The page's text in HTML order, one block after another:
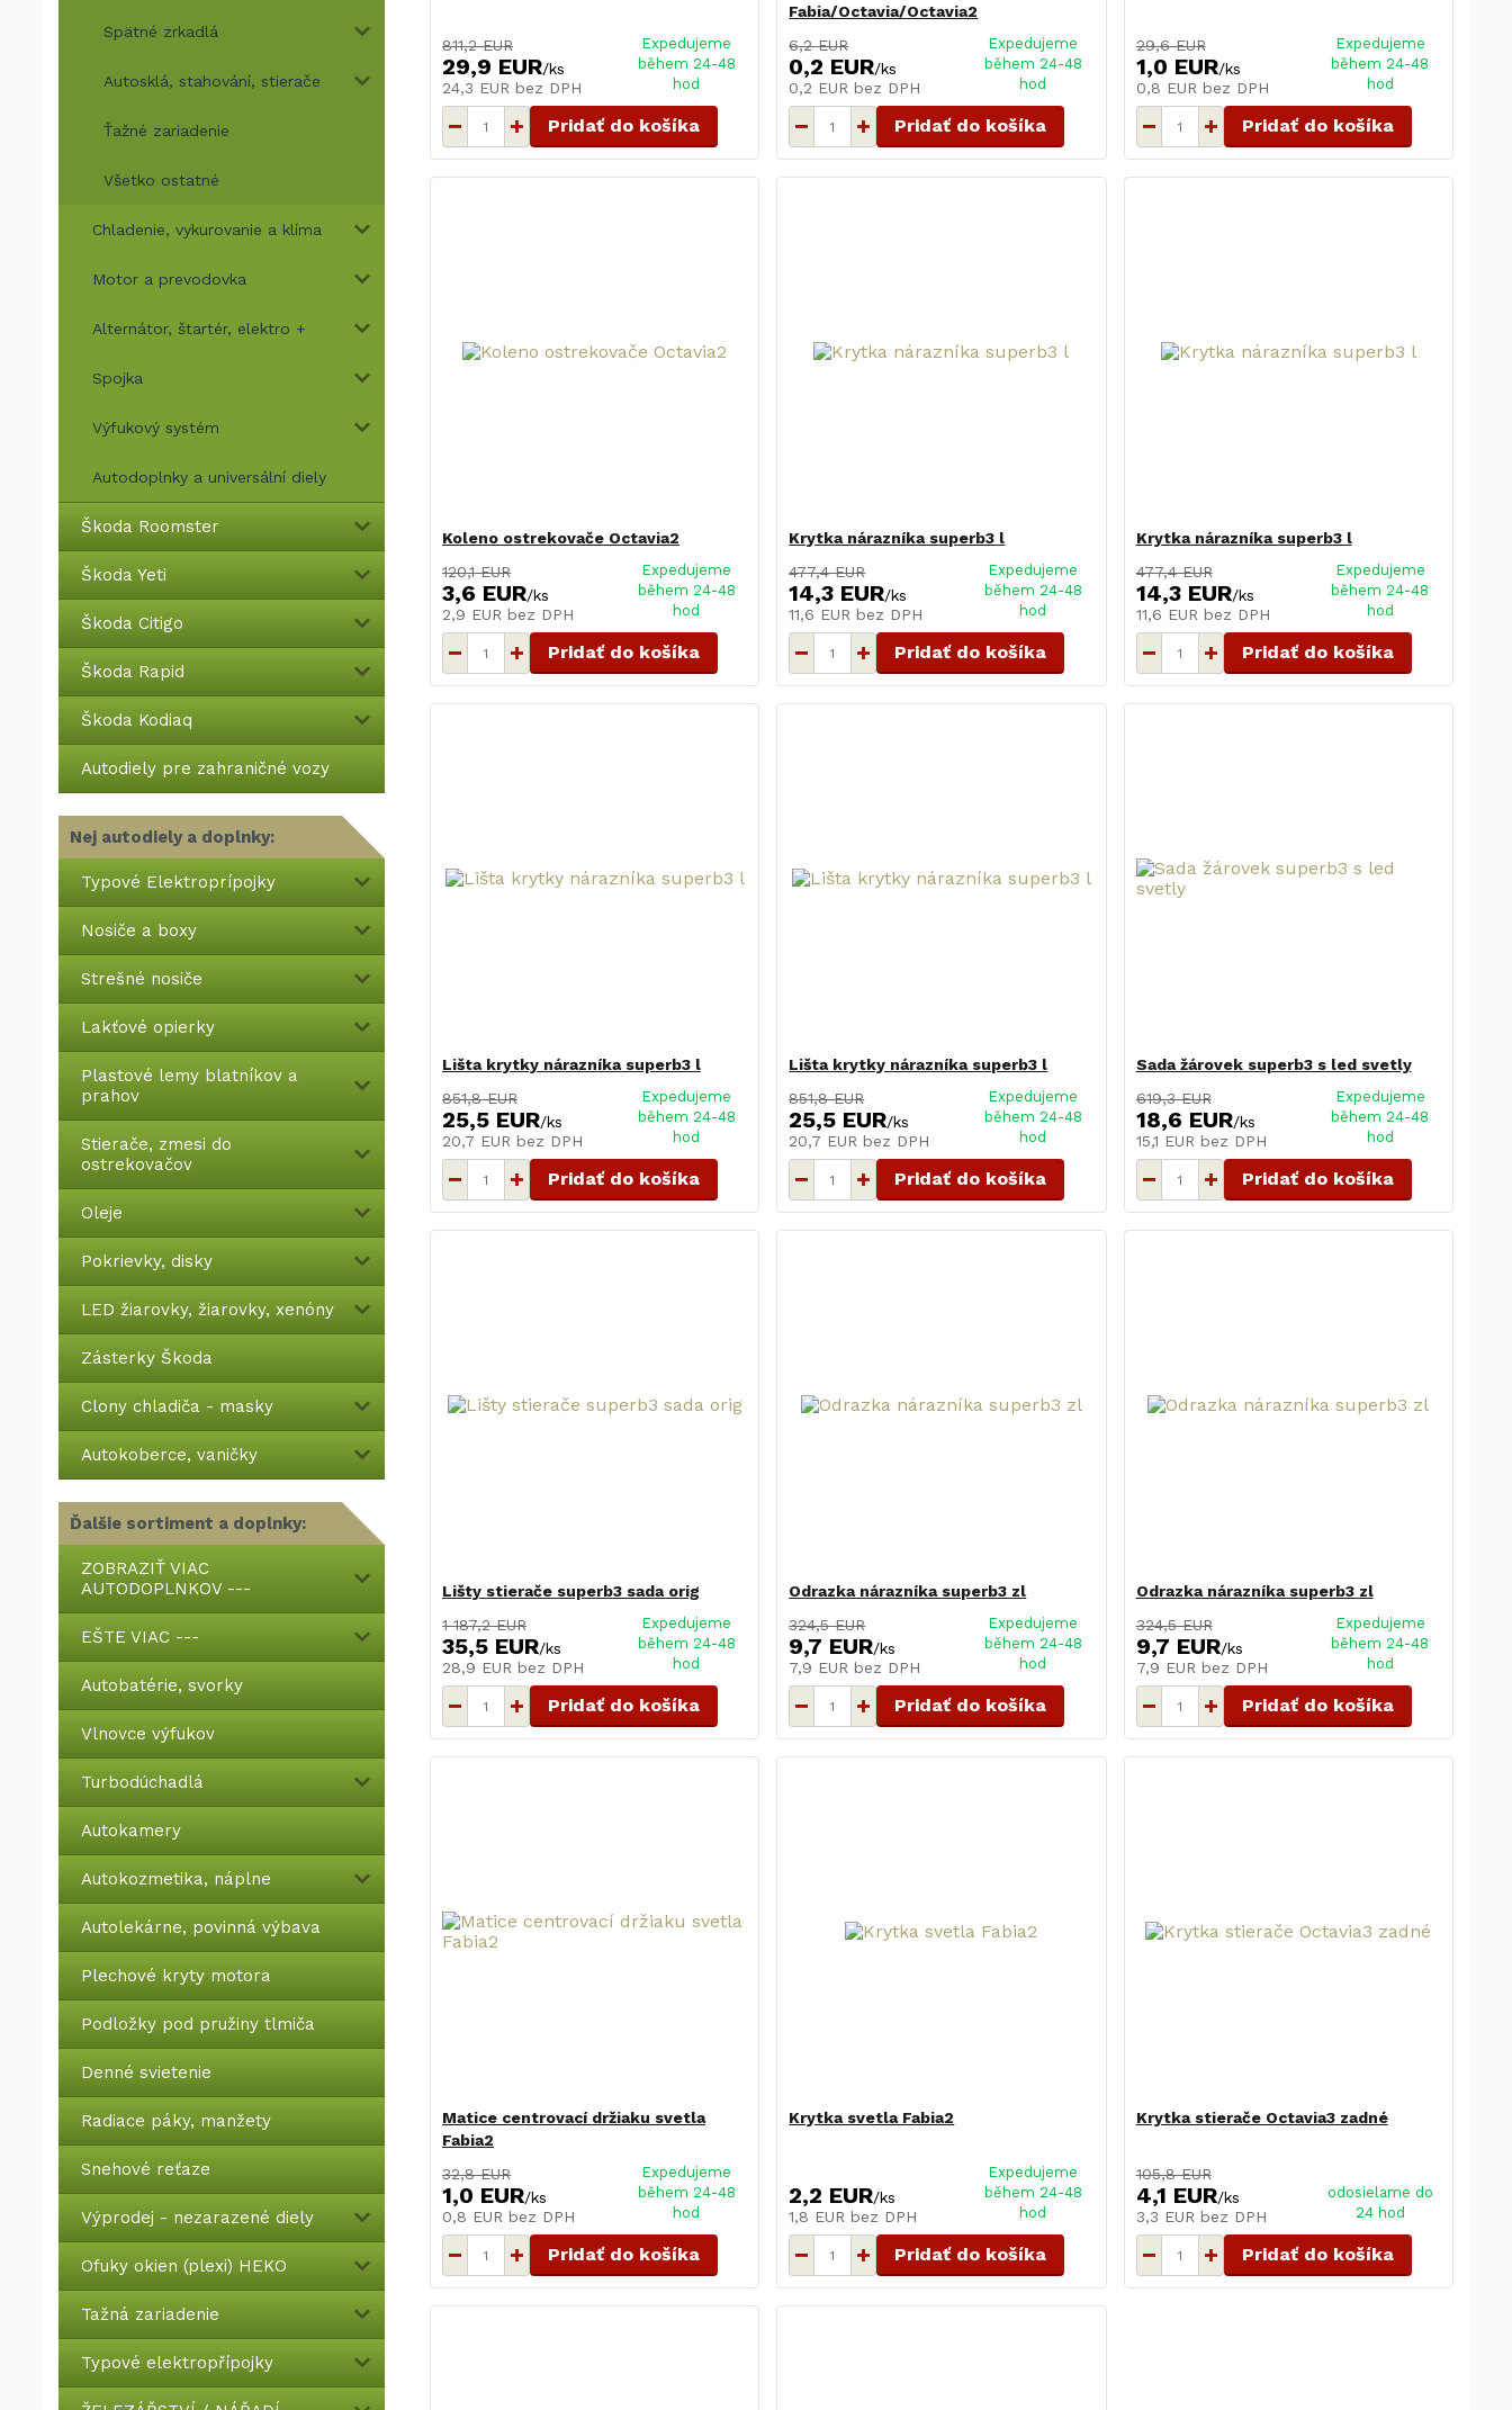
Spätné zrkadlá
Autosklá, stahování, stierače
Ťažné zariadenie
Všetko ostatné
Chladenie, vykurovanie a klíma
Motor a prevodovka
Alternátor, štartér, elektro +
Spojka
Výfukový systém
Autodoplnky a universální diely
Škoda Roomster
Škoda Yeti
Škoda Citigo
Škoda Rapid
Škoda Kodiaq
Autodiely pre zahraničné vozy
Nej autodiely a doplnky:
Typové Elektroprípojky
Nosiče a boxy
Strešné nosiče
Lakťové opierky
Plastové lemy blatníkov a
prahov
Stierače, zmesi do
ostrekovačov
Oleje
Pokrievky, disky
LED žiarovky, žiarovky, xenóny
Zásterky Škoda
Clony chladiča - masky
Autokoberce, vaničky
Ďalšie sortiment a doplnky:
ZOBRAZIŤ VIAC
AUTODOPLNKOV ---
EŠTE VIAC ---
Autobatérie, svorky
Vlnovce výfukov
Turbodúchadlá
Autokamery
Autokozmetika, náplne
Autolekárne, povinná výbava
Plechové kryty motora
Podložky pod pružiny tlmiča
Denné svietenie
Radiace páky, manžety
Snehové reťaze
Výprodej - nezarazené diely
Ofuky okien (plexi) HEKO
Tažná zariadenie
Typové elektropřípojky
811,2 EUR
29,9 EUR/ks
24,3 EUR bez DPH
Expedujeme
během 24-48
hod
Pridať do košíka
Fabia/Octavia/Octavia2
6,2 EUR
0,2 EUR/ks
0,2 EUR bez DPH
Expedujeme
během 24-48
hod
Pridať do košíka
29,6 EUR
1,0 EUR/ks
0,8 EUR bez DPH
Expedujeme
během 24-48
hod
Pridať do košíka
Koleno ostrekovače Octavia2
120,1 EUR
3,6 EUR/ks
2,9 EUR bez DPH
Expedujeme
během 24-48
hod
Pridať do košíka
Krytka nárazníka superb3 l
477,4 EUR
14,3 EUR/ks
11,6 EUR bez DPH
Expedujeme
během 24-48
hod
Pridať do košíka
Krytka nárazníka superb3 l
477,4 EUR
14,3 EUR/ks
11,6 EUR bez DPH
Expedujeme
během 24-48
hod
Pridať do košíka
Lišta krytky nárazníka superb3 l
851,8 EUR
25,5 EUR/ks
20,7 EUR bez DPH
Expedujeme
během 24-48
hod
Pridať do košíka
Lišta krytky nárazníka superb3 l
851,8 EUR
25,5 EUR/ks
20,7 EUR bez DPH
Expedujeme
během 24-48
hod
Pridať do košíka
Sada žárovek superb3 s led svetly
619,3 EUR
18,6 EUR/ks
15,1 EUR bez DPH
Expedujeme
během 24-48
hod
Pridať do košíka
Lišty stierače superb3 sada orig
1 187,2 EUR
35,5 EUR/ks
28,9 EUR bez DPH
Expedujeme
během 24-48
hod
Pridať do košíka
Odrazka nárazníka superb3 zl
324,5 EUR
9,7 EUR/ks
7,9 EUR bez DPH
Expedujeme
během 24-48
hod
Pridať do košíka
Odrazka nárazníka superb3 zl
324,5 EUR
9,7 EUR/ks
7,9 EUR bez DPH
Expedujeme
během 24-48
hod
Pridať do košíka
Matice centrovací držiaku svetla
Fabia2
32,8 EUR
1,0 EUR/ks
0,8 EUR bez DPH
Expedujeme
během 24-48
hod
Pridať do košíka
Krytka svetla Fabia2
2,2 EUR/ks
1,8 EUR bez DPH
Expedujeme
během 24-48
hod
Pridať do košíka
Krytka stierače Octavia3 zadné
105,8 EUR
4,1 EUR/ks
3,3 EUR bez DPH
odosielame do
24 hod
Pridať do košíka